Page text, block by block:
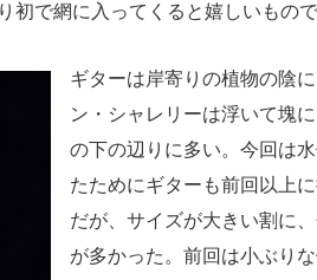
で網に入ってくると嬉しいもので
ギターは岸寄りの植物の陰
ン・シャレリーは浮いて塊
の下の辺りに多い。今回は
たためにギターも前回以上
だが、サイズが大きい割に
が多かった。前回は小ぶり